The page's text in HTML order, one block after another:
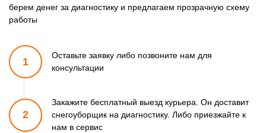
берем денег за диагностику и предлагаем прозрачную схему
работы
1
Оставьте заявку либо позвоните нам для
консультации
2
Закажите бесплатный выезд курьера. Он доставит
снегоуборщик на диагностику. Либо приезжайте к
нам в сервис